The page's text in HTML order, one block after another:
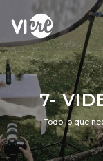
7-
Todo lo que